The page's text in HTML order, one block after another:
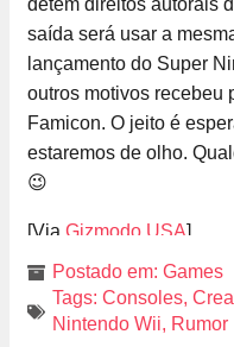
detém direitos autorais
saída será usar a
lançamento do Super
outros motivos recebeu
Famicon. O jeito é
estaremos de olho.
😉
[Via Gizmodo USA]
Postado em: Games
Tags: Consoles,
Nintendo Wii, Rumor